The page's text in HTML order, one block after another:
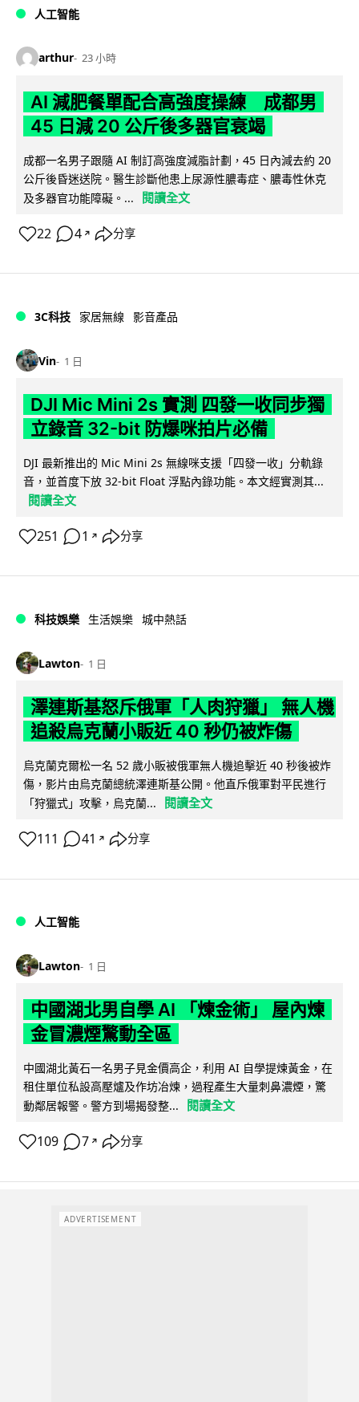
人工智能
arthur 23 小時
AI 減肥餐單配合高強度操練 成都男
45 日減 20 公斤後多器官衰竭
成都一名男子跟隨 AI 制訂高強度減脂計劃，45 日內減去約 20
公斤後昏迷送院。醫生診斷他患上尿源性膿毒症、膿毒性休克
及多器官功能障礙。...
閱讀全文
22 4 ↗ 分享
3C科技 家居無線 影音產品
Vin 1 日
DJI Mic Mini 2s 實測 四發一收同步獨
立錄音 32-bit 防爆咪拍片必備
DJI 最新推出的 Mic Mini 2s 無線咪支援「四發一收」分軌錄
音，並首度下放 32-bit Float 浮點內錄功能。本文經實測其...
閱讀全文
251 1 ↗ 分享
科技娛樂 生活娛樂 城中熱話
Lawton 1 日
澤連斯基怒斥俄軍「人肉狩獵」 無人機
追殺烏克蘭小販近 40 秒仍被炸傷
烏克蘭克爾松一名 52 歲小販被俄軍無人機追擊近 40 秒後被炸
傷，影片由烏克蘭總統澤連斯基公開。他直斥俄軍對平民進行
「狩獵式」攻擊，烏克蘭...
閱讀全文
111 41 ↗ 分享
人工智能
Lawton 1 日
中國湖北男自學 AI 「煉金術」 屋內煉
金冒濃煙驚動全區
中國湖北黃石一名男子見金價高企，利用 AI 自學提煉黃金，在
租住單位私設高壓爐及作坊冶煉，過程產生大量刺鼻濃煙，驚
動鄰居報警。警方到場揭發整...
閱讀全文
109 7 ↗ 分享
ADVERTISEMENT